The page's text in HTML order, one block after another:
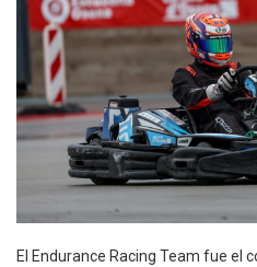
El Endurance Racing Team fue el